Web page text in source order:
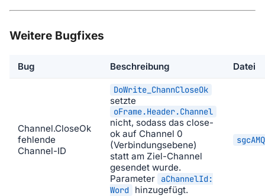
Weitere Bugfixes
Bug Beschreibung Datei
Channel.CloseOk
fehlende
Channel-ID
DoWrite_ChannCloseOk
setzte
oFrame.Header.Channel
nicht, sodass das close-
ok auf Channel 0
(Verbindungsebene)
statt am Ziel-Channel
gesendet wurde.
Parameter
aChannelId:
Word
hinzugefügt.